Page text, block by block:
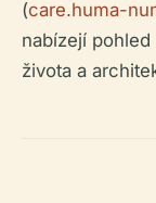
(care.huma-
nabízejí
života a